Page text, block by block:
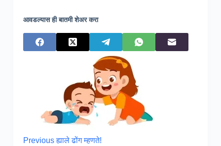
आवडल्यास ही बातमी शेअर करा
Previousह्याले ढोंग म्हणते!